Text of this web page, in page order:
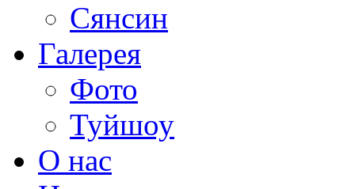
Сянсин
Галерея
Фото
Туйшоу
О нас